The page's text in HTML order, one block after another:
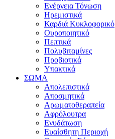
Ενέργεια Τόνωση
Ηρεμιστικά
Καρδιά Κυκλοφορικό
Ουροποιητικό
Πεπτικά
Πολυβιταμίνες
Προβιοτικά
Υπακτικά
ΣΩΜΑ
Απολεπιστικά
Αποσμητικά
Αρωματοθεραπεία
Αφρόλουτρα
Ενυδάτωση
Ευαίσθητη Περιοχή